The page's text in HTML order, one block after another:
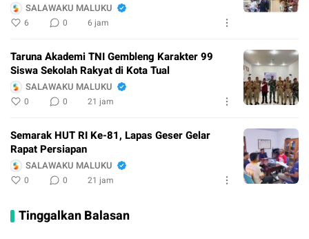
SALAWAKU MALUKU
6 0 6 jam
Taruna Akademi TNI Gembleng Karakter 99
Siswa Sekolah Rakyat di Kota Tual
SALAWAKU MALUKU
0 0 21 jam
Semarak HUT RI Ke-81, Lapas Geser Gelar
Rapat Persiapan
SALAWAKU MALUKU
0 0 21 jam
Tinggalkan Balasan